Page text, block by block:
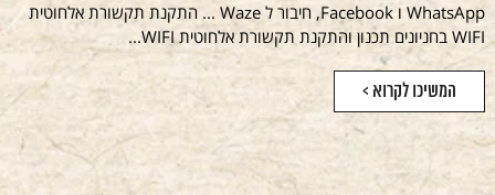
WhatsApp ו Facebook, חיבור ל Waze ... התקנת תקשורת אלחוטית
WIFI בחניונים תכנון והתקנת תקשורת אלחוטית WIFI...
המשיכו לקרוא >